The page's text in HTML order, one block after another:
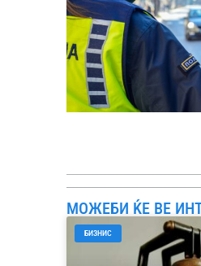
МОЖЕБИ ЌЕ ВЕ
БИЗНИС